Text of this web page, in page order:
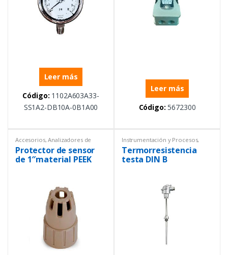
Leer más
Código: 1102A603A33-
SS1A2-DB10A-0B1A00
Leer más
Código: 5672300
Accesorios,Analizadores de
líquidos Electroquímica
de Laboratorio ,Instrumentación
y Procesos,Repuestos,Sensores
Protector de sensor
de 1″material PEEK
Instrumentación y Procesos,
Sensores Temperatura
Termorresistencia
testa DIN B